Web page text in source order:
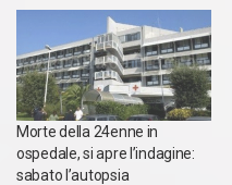
Morte della 24enne in
ospedale, si apre l’indagine:
sabato l’autopsia